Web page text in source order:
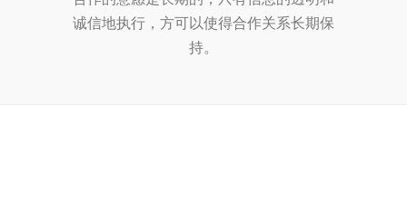
诚信地执行，方可以使得合作关系长期保
持。